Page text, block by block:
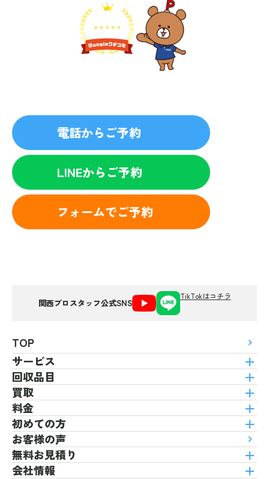
電話からご予約
LINEからご予約
フォームでご予約
関西プロスタッフ公式SNS
TikTokはコチラ
TOP
サービス
回収品目
買取
料金
初めての方
お客様の声
無料お見積り
会社情報